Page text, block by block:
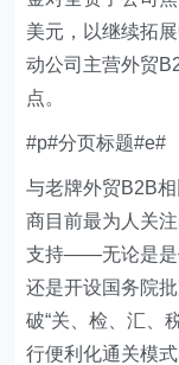
美元，以继续拓
动公司主营外贸
点。
#p#分页标题#e#
与老牌外贸B2B
商目前最为人关
支持——无论是是
还是开设国务院
破“关、检、汇、
行便利化通关模